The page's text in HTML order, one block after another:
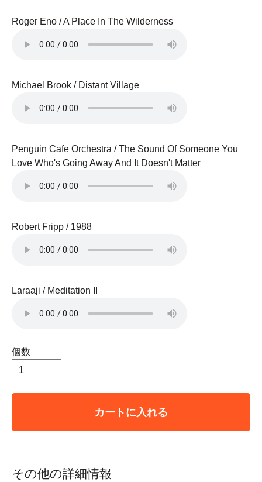
Roger Eno / A Place In The Wilderness
Michael Brook / Distant Village
Penguin Cafe Orchestra / The Sound Of Someone You
Love Who's Going Away And It Doesn't Matter
Robert Fripp / 1988
Laraaji / Meditation II
個数
カートに入れる
その他の詳細情報